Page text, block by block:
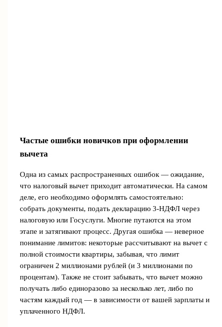
Частые ошибки новичков при оформлении
вычета
Одна из самых распространенных ошибок — ожидание,
что налоговый вычет приходит автоматически. На самом
деле, его необходимо оформлять самостоятельно:
собрать документы, подать декларацию 3-НДФЛ через
налоговую или Госуслуги. Многие путаются на этом
этапе и затягивают процесс. Другая ошибка — неверное
понимание лимитов: некоторые рассчитывают на вычет с
полной стоимости квартиры, забывая, что лимит
ограничен 2 миллионами рублей (и 3 миллионами по
процентам). Также не стоит забывать, что вычет можно
получать либо единоразово за несколько лет, либо по
частям каждый год — в зависимости от вашей зарплаты и
уплаченного НДФЛ.